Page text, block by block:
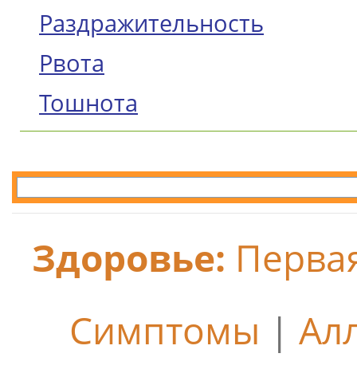
Раздражительность
Рвота
Тошнота
Здоровье:
Симптомы |